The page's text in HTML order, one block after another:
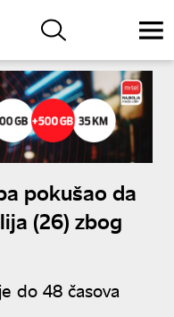
pokušao da
(26) zbog
do 48 časova